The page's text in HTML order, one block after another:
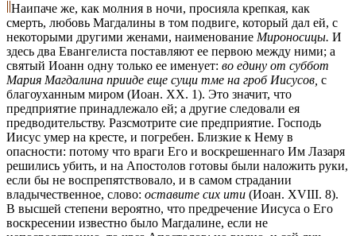
Наипаче же, как молния в ночи, просияла крепкая, как
смерть, любовь Магдалины в том подвиге, который дал ей, с
некоторыми другими женами, наименование Мироносицы. И
здесь два Евангелиста поставляют ее первою между ними; а
святый Иоанн одну только ее именует: во едину от суббот
Мария Магдалина прииде еще сущи тме на гроб Иисусов, с
благоуханным миром (Иоан. XX. 1). Это значит, что
предприятие принадлежало ей; а другие следовали ея
предводительству. Разсмотрите сие предприятие. Господь
Иисус умер на кресте, и погребен. Близкие к Нему в
опасности: потому что враги Его и воскрешеннаго Им Лазаря
решились убить, и на Апостолов готовы были наложить руки,
если бы не воспрепятствовало, и в самом страдании
владычественное, слово: оставите сих ити (Иоан. XVIII. 8).
В высшей степени вероятно, что предречение Иисуса о Его
воскресении известно было Магдалине, если не